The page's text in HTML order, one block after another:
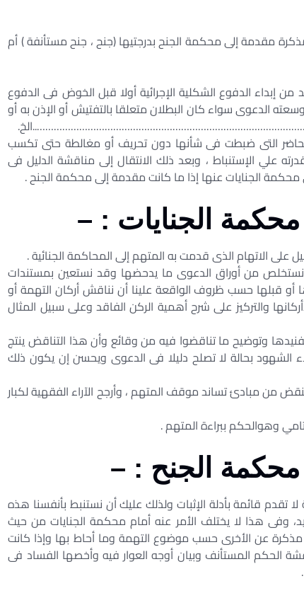
مقدمة إلى محكمة الجنح بدرجتيها (جنح ، جنح مستأنفة ) أم
إبداء الدفوع الشكلية الإجرائية أولا قبل الخوض فى الدفوع
الدعوى سواء كان البطلان متعلقا بالتفتيش أو الإذن به أو
التى ضبطت فى شأنها دون تحريف أو مغالطة حتى تكسب
علي الإستنباط ، وبعد ذلك الانتقال إلى مناقشة الدليل فى
الجنايات عنها إذا ما كانت مقدمة إلى محكمة الجنح .
الجنايات : –
على الاتهام الذى قدمت به المتهم إلى المحاكمة الجنائية .
ونستخلص من أوراق الدعوى ما يدحضها وقد نستعين بمستندات
أو قبلها حسب ظروف الواقعة علينا أن نناقش أركان التهمة أو
والتركيز على شرح أهمية الركن الفاقد وعلى سبيل المثال
وتوضيح ما تناقضوا فيه من وقائع وأن هذا التناقض ينتج
الشهود بحالة لا تصلح دليلا فى الدعوى ويحسن إن يكون ذلك
من مبادئ تساند موقف المتهم ، وأرجح الآراء الفقهية لكبار
وهوالحكم ببراءة المتهم .
محكمة الجنح : –
لا تقدم قائمة بأدلة الإثبات ولذلك عليك أن نستنبط بأنفسنا هذه
وفى هذا لا يختلف الأمر عنه أمام محكمة الجنايات من حيث
عن الأخرى حسب موضوع التهمة وما أحاط بها وإذا كانت
الحكم المستأنف وبيان أوجه العوار فيه وأخصها الفساد فى